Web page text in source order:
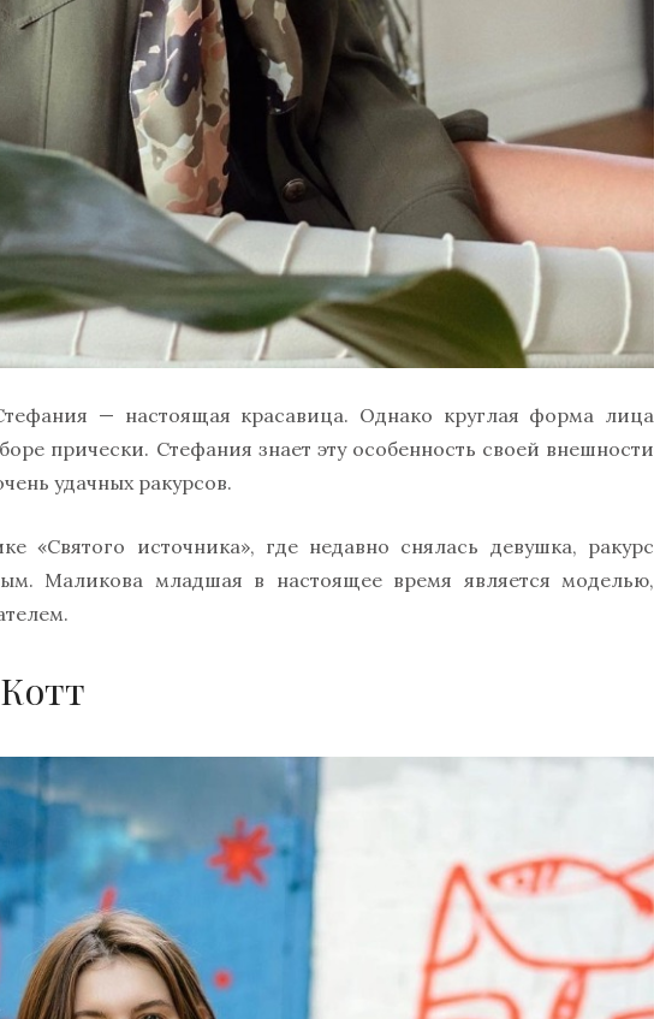
— настоящая красавица. Однако круглая форма лица
прически. Стефания знает эту особенность своей внешности
удачных ракурсов.
«Святого источника», где недавно снялась девушка, ракурс
Маликова младшая в настоящее время является моделью,